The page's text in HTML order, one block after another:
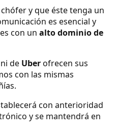
y que éste tenga un
es esencial y
con un alto dominio de
ni de Uberofrecen sus
con las mismas
con anterioridad
y se mantendrá en